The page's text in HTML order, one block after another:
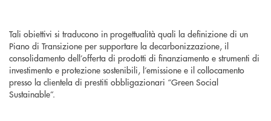
Tali obiettivi si traducono in progettualità quali la definizione di un
Piano di Transizione per supportare la decarbonizzazione, il
consolidamento dell’offerta di prodotti di finanziamento e strumenti di
investimento e protezione sostenibili, l’emissione e il collocamento
presso la clientela di prestiti obbligazionari “Green Social
Sustainable”.